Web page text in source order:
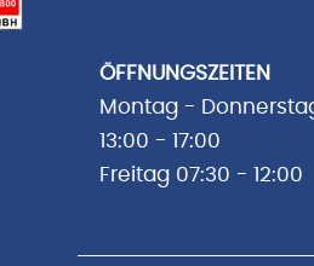
ÖFFNUNGSZEITEN
Montag -
13:00 - 17:00
Freitag 07:30 - 12:00